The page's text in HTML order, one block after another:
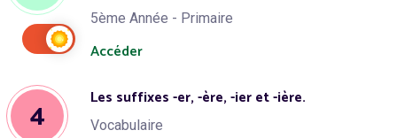
5ème Année - Primaire
Accéder
4 Les suffixes -er, -ère, -ier et -ière.
Vocabulaire